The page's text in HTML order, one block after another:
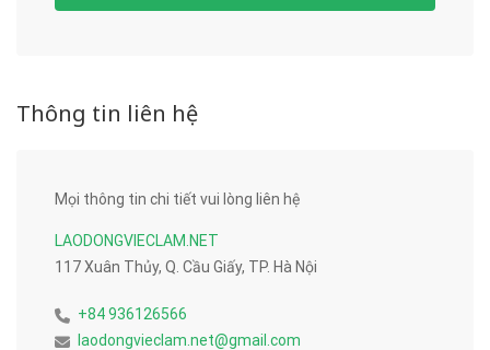
Thông tin liên hệ
Mọi thông tin chi tiết vui lòng liên hệ
LAODONGVIECLAM.NET
117 Xuân Thủy, Q. Cầu Giấy, TP. Hà Nội
+84 936126566
laodongvieclam.net@gmail.com